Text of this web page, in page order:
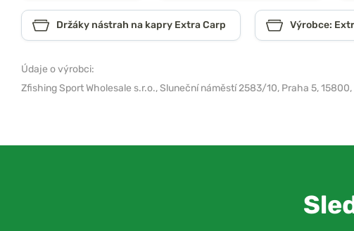
Držáky nástrah na kapry Extra Carp Výrobce:
Údaje o výrobci:
Zfishing Sport Wholesale s.r.o.,Sluneční náměstí 2583/10, Praha 5, 15800,